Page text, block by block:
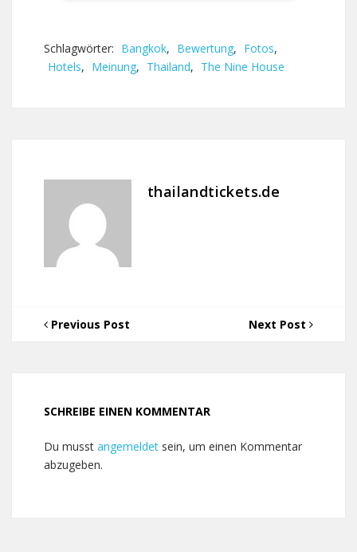
Schlagwörter: Bangkok, Bewertung, Fotos,
Hotels, Meinung, Thailand, The Nine House
thailandtickets.de
Previous Post Next Post
SCHREIBE EINEN KOMMENTAR
Du musst angemeldet sein, um einen Kommentar
abzugeben.